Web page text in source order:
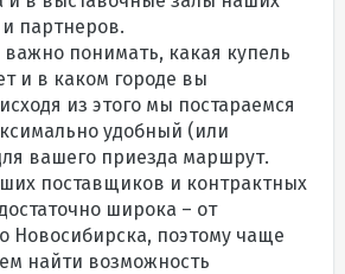
партнеров.
важно понимать, какая купель
и в каком городе вы
из этого мы постараемся
удобный (или
вашего приезда маршрут.
поставщиков и контрактных
широка – от
Новосибирска, поэтому чаще
найти возможность